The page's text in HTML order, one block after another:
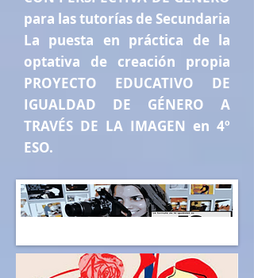
para las tutorías de Secundaria
La puesta en práctica de la
optativa de creación propia
PROYECTO EDUCATIVO DE
IGUALDAD DE GÉNERO A
TRAVÉS DE LA IMAGEN en 4º
ESO.